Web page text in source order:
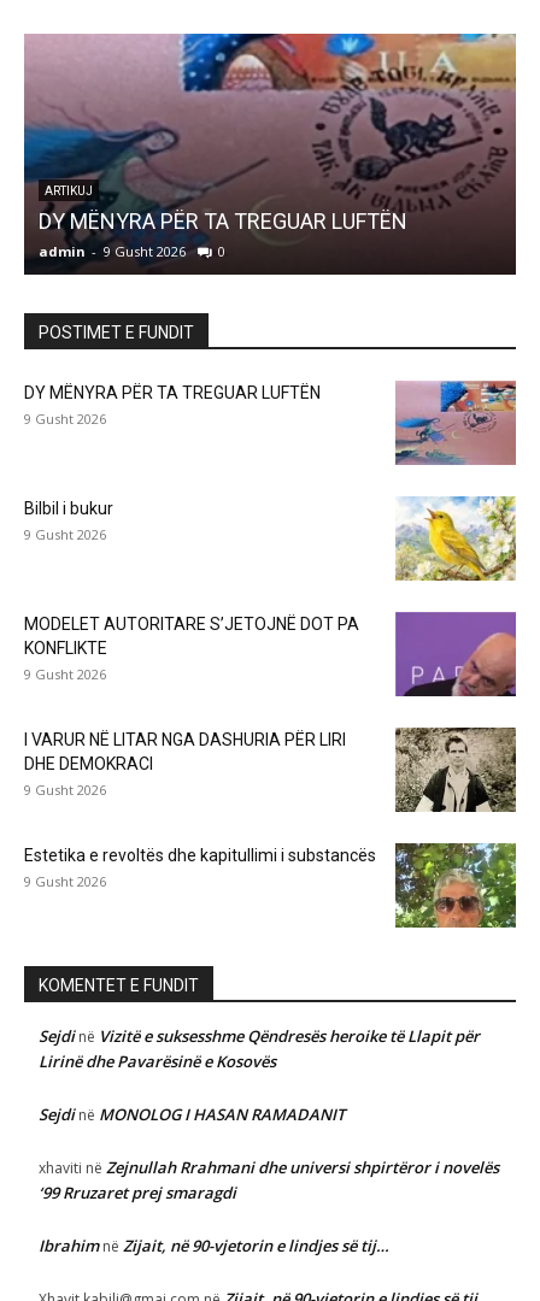
LETËRSI
Bilbil i bukur
admin - 9 Gusht 2026 0
POSTIMET E FUNDIT
DY MËNYRA PËR TA TREGUAR LUFTËN
9 Gusht 2026
Bilbil i bukur
9 Gusht 2026
MODELET AUTORITARE S’JETOJNË DOT PA
KONFLIKTE
9 Gusht 2026
I VARUR NË LITAR NGA DASHURIA PËR LIRI
DHE DEMOKRACI
9 Gusht 2026
Estetika e revoltës dhe kapitullimi i substancës
9 Gusht 2026
KOMENTET E FUNDIT
Sejdinë Vizitë e suksesshme Qëndresës heroike të Llapit për
Lirinë dhe Pavarësinë e Kosovës
Sejdinë MONOLOG I HASAN RAMADANIT
xhaviti në Zejnullah Rrahmani dhe universi shpirtëror i novelës
‘99 Rruzaret prej smaragdi
Ibrahimnë Zijait, në 90-vjetorin e lindjes së tij…